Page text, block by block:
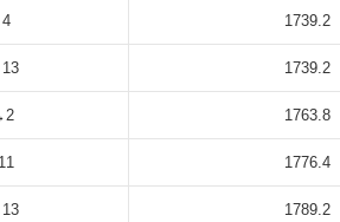
1739.2
1739.2
1763.8
1776.4
1789.2